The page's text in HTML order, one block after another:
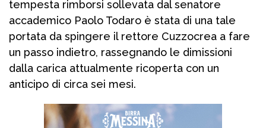
tempesta rimborsi sollevata dal senatore
accademico Paolo Todaro è stata di una tale
portata da spingere il rettore Cuzzocrea a fare
un passo indietro, rassegnando le dimissioni
dalla carica attualmente ricoperta con un
anticipo di circa sei mesi.